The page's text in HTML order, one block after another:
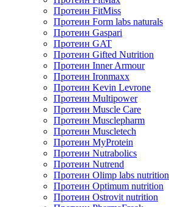
Протеин FitMiss
Протеин Form labs naturals
Протеин Gaspari
Протеин GAT
Протеин Gifted Nutrition
Протеин Inner Armour
Протеин Ironmaxx
Протеин Kevin Levrone
Протеин Multipower
Протеин Muscle Care
Протеин Musclepharm
Протеин Muscletech
Протеин MyProtein
Протеин Nutrabolics
Протеин Nutrend
Протеин Olimp labs nutrition
Протеин Optimum nutrition
Протеин Ostrovit nutrition